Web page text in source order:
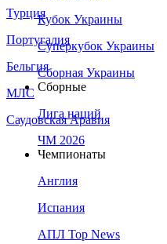
Турция
Португалия
Бельгия
МЛС
Саудовская Аравия
Кубок Украины
Суперкубок Украины
Сборная Украины
Сборные
Лига наций
ЧМ 2026
Чемпионаты
Англия
Испания
АПЛ Top News